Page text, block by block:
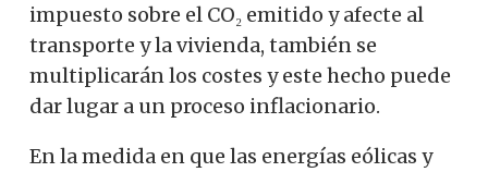
impuesto sobre el CO₂ emitido y afecte al
transporte y la vivienda, también se
multiplicarán los costes y este hecho puede
dar lugar a un proceso inflacionario.
En la medida en que las energías eólicas y